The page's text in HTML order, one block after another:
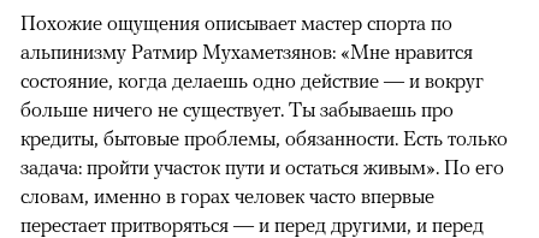
Похожие ощущения описывает мастер спорта по
альпинизму Ратмир Мухаметзянов: «Мне нравится
состояние, когда делаешь одно действие — и вокруг
больше ничего не существует. Ты забываешь про
кредиты, бытовые проблемы, обязанности. Есть только
задача: пройти участок пути и остаться живым». По его
словам, именно в горах человек часто впервые
перестает притворяться — и перед другими, и перед